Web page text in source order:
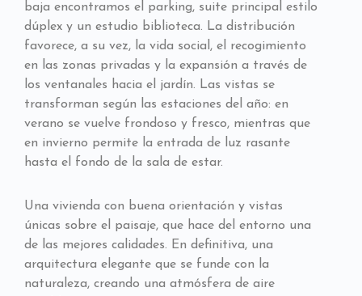
baja encontramos el parking, suite principal estilo
dúplex y un estudio biblioteca. La distribución
favorece, a su vez, la vida social, el recogimiento
en las zonas privadas y la expansión a través de
los ventanales hacia el jardín. Las vistas se
transforman según las estaciones del año: en
verano se vuelve frondoso y fresco, mientras que
en invierno permite la entrada de luz rasante
hasta el fondo de la sala de estar.
Una vivienda con buena orientación y vistas
únicas sobre el paisaje, que hace del entorno una
de las mejores calidades. En definitiva, una
arquitectura elegante que se funde con la
naturaleza, creando una atmósfera de aire